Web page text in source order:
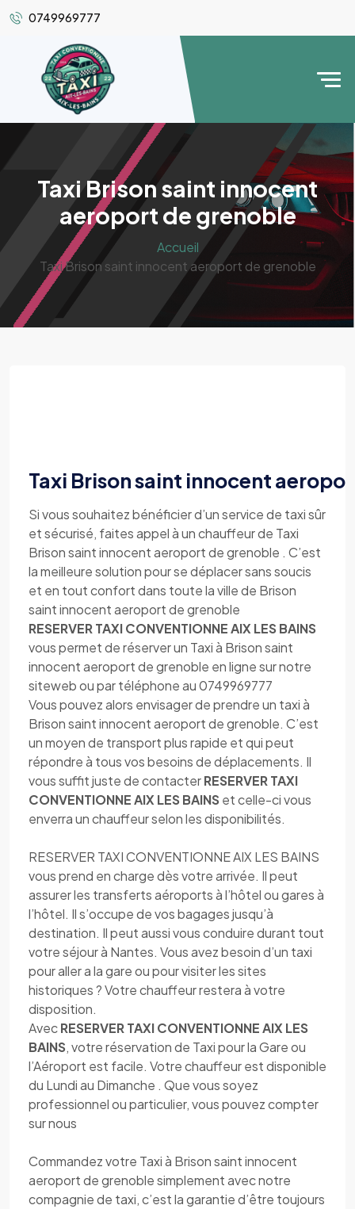
0749969777
Taxi Brison saint innocent
aeroport de grenoble
Accueil
Taxi Brison saint innocent aeroport de grenoble
Taxi Brison saint innocent
Si vous souhaitez bénéficier d’un service de taxi sûr
et sécurisé, faites appel à un chauffeur de Taxi
Brison saint innocent aeroport de grenoble . C’est
la meilleure solution pour se déplacer sans soucis
et en tout confort dans toute la ville de Brison
saint innocent aeroport de grenoble
RESERVER TAXI CONVENTIONNE AIX LES BAINS
vous permet de réserver un Taxi à Brison saint
innocent aeroport de grenoble en ligne sur notre
siteweb ou par téléphone au 0749969777
Vous pouvez alors envisager de prendre un taxi à
Brison saint innocent aeroport de grenoble. C’est
un moyen de transport plus rapide et qui peut
répondre à tous vos besoins de déplacements. Il
vous suffit juste de contacterRESERVER TAXI
CONVENTIONNE AIX LES BAINS et celle-ci vous
enverra un chauffeur selon les disponibilités.
RESERVER TAXI CONVENTIONNE AIX LES BAINS
vous prend en charge dès votre arrivée. Il peut
assurer les transferts aéroports à l’hôtel ou gares à
l’hôtel. Il s’occupe de vos bagages jusqu’à
destination. Il peut aussi vous conduire durant tout
votre séjour à Nantes. Vous avez besoin d’un taxi
pour aller a la gare ou pour visiter les sites
historiques ? Votre chauffeur restera à votre
disposition.
AvecRESERVER TAXI CONVENTIONNE AIX LES
BAINS, votre réservation de Taxi pour la Gare ou
l’Aéroport est facile. Votre chauffeur est disponible
du Lundi au Dimanche . Que vous soyez
professionnel ou particulier, vous pouvez compter
sur nous
Commandez votre Taxi à Brison saint innocent
aeroport de grenoble simplement avec notre
compagnie de taxi, c’est la garantie d’être toujours